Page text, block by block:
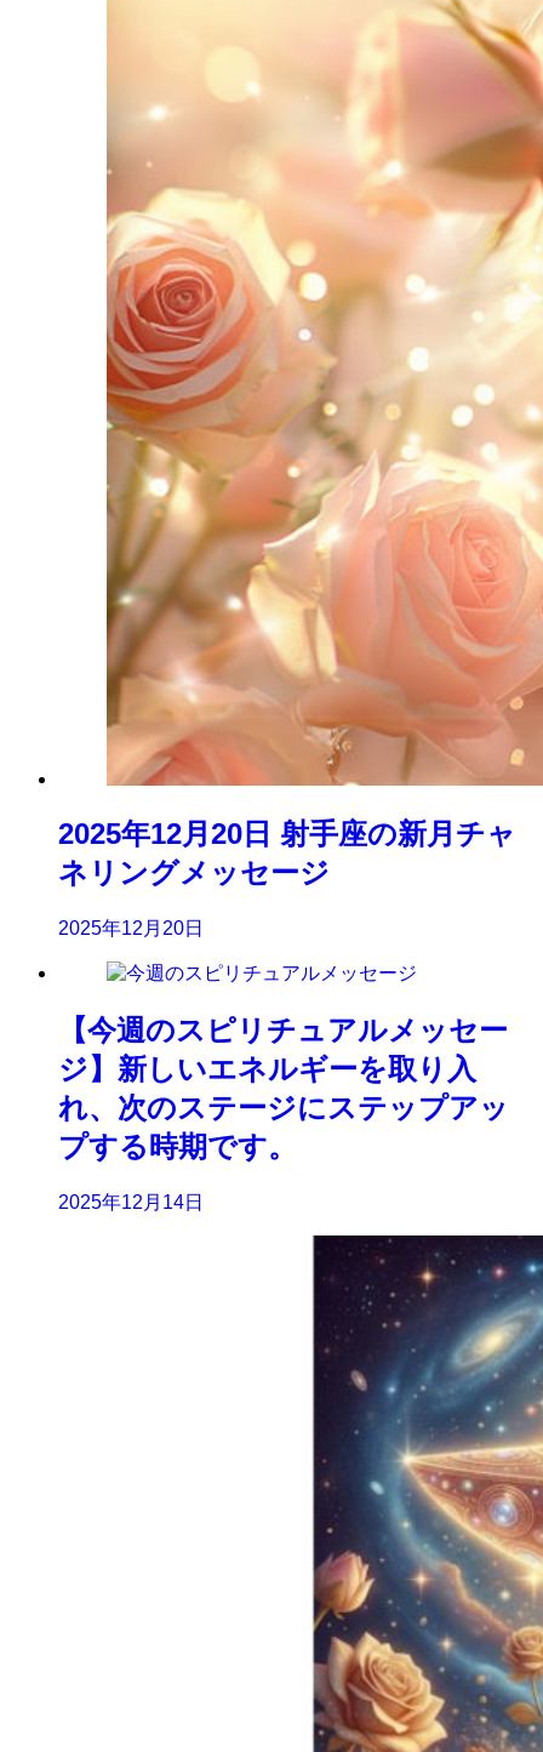
2025年12月20日 射手座の新月チャ
ネリングメッセージ
2025年12月20日
【今週のスピリチュアルメッセー
ジ】新しいエネルギーを取り入
れ、次のステージにステップアッ
プする時期です。
2025年12月14日